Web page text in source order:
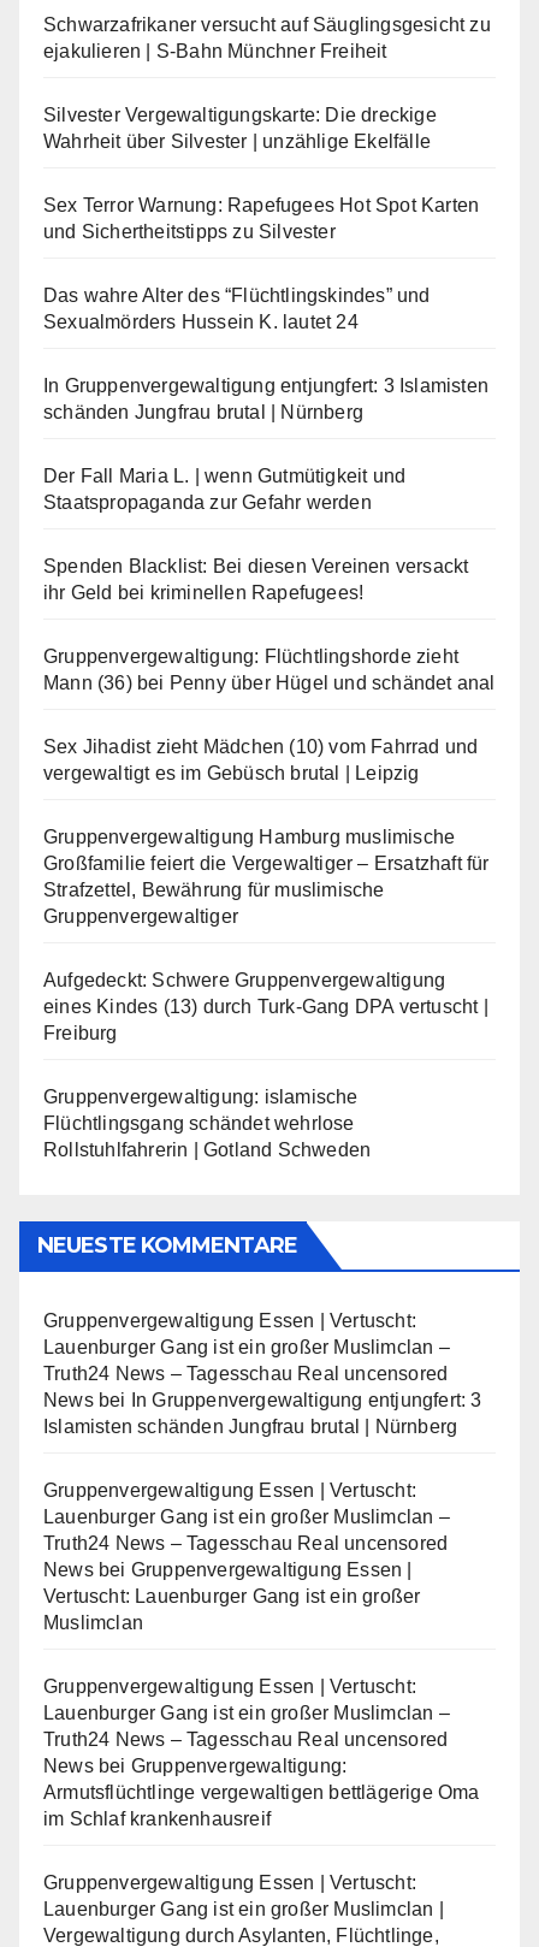
Schwarzafrikaner versucht auf Säuglingsgesicht zu
ejakulieren | S-Bahn Münchner Freiheit
Silvester Vergewaltigungskarte: Die dreckige
Wahrheit über Silvester | unzählige Ekelfälle
Sex Terror Warnung: Rapefugees Hot Spot Karten
und Sichertheitstipps zu Silvester
Das wahre Alter des “Flüchtlingskindes” und
Sexualmörders Hussein K. lautet 24
In Gruppenvergewaltigung entjungfert: 3 Islamisten
schänden Jungfrau brutal | Nürnberg
Der Fall Maria L. | wenn Gutmütigkeit und
Staatspropaganda zur Gefahr werden
Spenden Blacklist: Bei diesen Vereinen versackt
ihr Geld bei kriminellen Rapefugees!
Gruppenvergewaltigung: Flüchtlingshorde zieht
Mann (36) bei Penny über Hügel und schändet anal
Sex Jihadist zieht Mädchen (10) vom Fahrrad und
vergewaltigt es im Gebüsch brutal | Leipzig
Gruppenvergewaltigung Hamburg muslimische
Großfamilie feiert die Vergewaltiger – Ersatzhaft für
Strafzettel, Bewährung für muslimische
Gruppenvergewaltiger
Aufgedeckt: Schwere Gruppenvergewaltigung
eines Kindes (13) durch Turk-Gang DPA vertuscht |
Freiburg
Gruppenvergewaltigung: islamische
Flüchtlingsgang schändet wehrlose
Rollstuhlfahrerin | Gotland Schweden
NEUESTE KOMMENTARE
Gruppenvergewaltigung Essen | Vertuscht:
Lauenburger Gang ist ein großer Muslimclan –
Truth24 News – Tagesschau Real uncensored
Newsbei
In Gruppenvergewaltigung entjungfert: 3
Islamisten schänden Jungfrau brutal | Nürnberg
Gruppenvergewaltigung Essen | Vertuscht:
Lauenburger Gang ist ein großer Muslimclan –
Truth24 News – Tagesschau Real uncensored
Newsbei Gruppenvergewaltigung Essen |
Vertuscht: Lauenburger Gang ist ein großer
Muslimclan
Gruppenvergewaltigung Essen | Vertuscht:
Lauenburger Gang ist ein großer Muslimclan –
Truth24 News – Tagesschau Real uncensored
Newsbei Gruppenvergewaltigung:
Armutsflüchtlinge vergewaltigen bettlägerige Oma
im Schlaf krankenhausreif
Gruppenvergewaltigung Essen | Vertuscht:
Lauenburger Gang ist ein großer Muslimclan |
Vergewaltigung durch Asylanten, Flüchtlinge,